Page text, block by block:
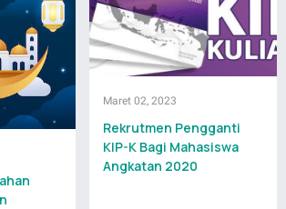
Maret 02, 2023
Rekrutmen Pengganti
KIP-K Bagi Mahasiswa
Angkatan 2020